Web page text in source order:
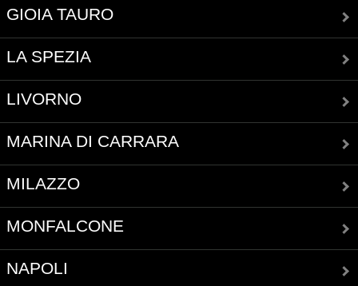
GIOIA TAURO
LA SPEZIA
LIVORNO
MARINA DI CARRARA
MILAZZO
MONFALCONE
NAPOLI